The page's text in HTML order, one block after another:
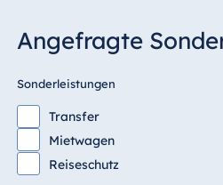
Angefragte
Sonderleistungen
Transfer
Mietwagen
Reiseschutz